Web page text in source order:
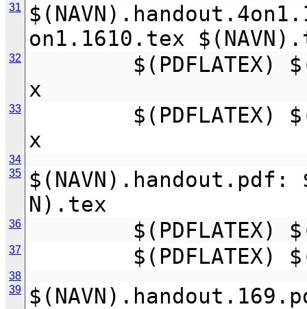
31
on1.1610.tex
32
x
33
x
34
35
$(NAVN).handout.pdf:
N).tex
36
37
38
39